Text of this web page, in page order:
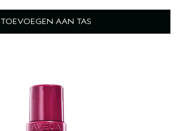
TOEVOEGEN AAN TAS